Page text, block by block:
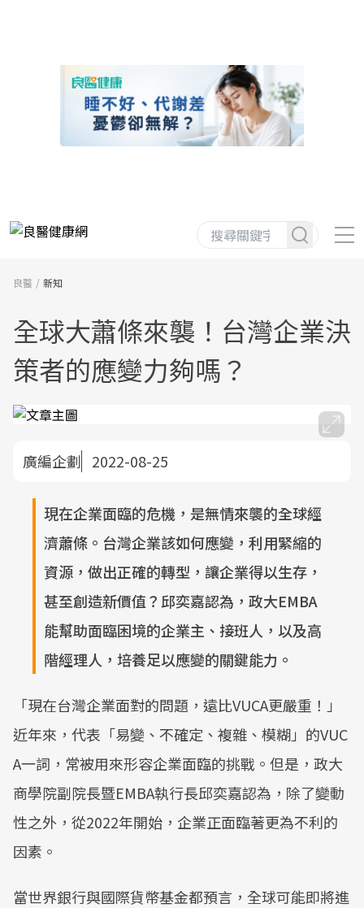
良醫 新知
全球大蕭條來襲！台灣企業決
策者的應變力夠嗎？
廣編企劃 2022-08-25
現在企業面臨的危機，是無情來襲的全球經
濟蕭條。台灣企業該如何應變，利用緊縮的
資源，做出正確的轉型，讓企業得以生存，
甚至創造新價值？邱奕嘉認為，政大EMBA
能幫助面臨困境的企業主、接班人，以及高
階經理人，培養足以應變的關鍵能力。
「現在台灣企業面對的問題，遠比VUCA更嚴重！」
近年來，代表「易變、不確定、複雜、模糊」的VUC
A一詞，常被用來形容企業面臨的挑戰。但是，政大
商學院副院長暨EMBA執行長邱奕嘉認為，除了變動
性之外，從2022年開始，企業正面臨著更為不利的
因素。
當世界銀行與國際貨幣基金都預言，全球可能即將進